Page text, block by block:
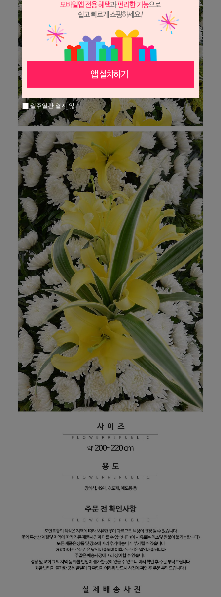
일주일간 열지 않기